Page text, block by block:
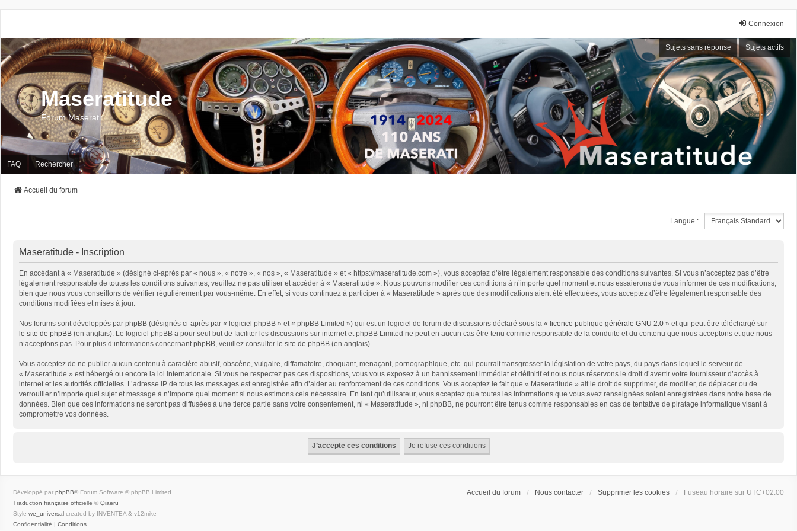
Connexion
Sujets sans réponse Sujets actifs
Maseratitude
Forum Maserati
FAQ Rechercher
Accueil du forum
Langue :
Maseratitude - Inscription
En accédant à « Maseratitude » (désigné ci-après par « nous », « notre », « nos », « Maseratitude » et « https://maseratitude.com »), vous acceptez d’être légalement responsable des conditions suivantes. Si vous n’acceptez pas d’être
légalement responsable de toutes les conditions suivantes, veuillez ne pas utiliser et accéder à « Maseratitude ». Nous pouvons modifier ces conditions à n’importe quel moment et nous essaierons de vous informer de ces modifications,
bien que nous vous conseillons de vérifier régulièrement par vous-même. En effet, si vous continuez à participer à « Maseratitude » après que des modifications aient été effectuées, vous acceptez d’être légalement responsable des
conditions modifiées et mises à jour.
Nos forums sont développés par phpBB (désignés ci-après par « logiciel phpBB » et « phpBB Limited ») qui est un logiciel de forum de discussions déclaré sous la « licence publique générale GNU 2.0 » et qui peut être téléchargé sur
le site de phpBB (en anglais). Le logiciel phpBB a pour seul but de faciliter les discussions sur internet et phpBB Limited ne peut en aucun cas être tenu comme responsable de la conduite et du contenu que nous acceptons et que nous
n’acceptons pas. Pour plus d’informations concernant phpBB, veuillez consulter le site de phpBB (en anglais).
Vous acceptez de ne publier aucun contenu à caractère abusif, obscène, vulgaire, diffamatoire, choquant, menaçant, pornographique, etc. qui pourrait transgresser la législation de votre pays, du pays dans lequel le serveur de
« Maseratitude » est hébergé ou encore la loi internationale. Si vous ne respectez pas ces dispositions, vous vous exposez à un bannissement immédiat et définitif et nous nous réservons le droit d’avertir votre fournisseur d’accès à
internet et les autorités officielles. L’adresse IP de tous les messages est enregistrée afin d’aider au renforcement de ces conditions. Vous acceptez le fait que « Maseratitude » ait le droit de supprimer, de modifier, de déplacer ou de
verrouiller n’importe quel sujet et message à n’importe quel moment si nous estimons cela nécessaire. En tant qu’utilisateur, vous acceptez que toutes les informations que vous avez renseignées soient enregistrées dans notre base de
données. Bien que ces informations ne seront pas diffusées à une tierce partie sans votre consentement, ni « Maseratitude », ni phpBB, ne pourront être tenus comme responsables en cas de tentative de piratage informatique visant à
compromettre vos données.
Accueil du forum Nous contacter Supprimer les cookies Fuseau horaire sur UTC+02:00
Développé par phpBB® Forum Software © phpBB Limited
Traduction française officielle © Qiaeru
Style we_universal created by INVENTEA & v12mike
Confidentialité | Conditions